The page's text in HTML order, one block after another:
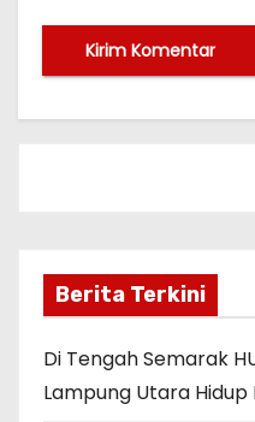
Berita Terkini
Di Tengah Semarak
Lampung Utara